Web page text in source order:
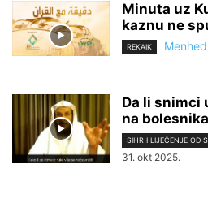
Minuta uz
kaznu ne
REKAIK
Da li snimci
na
SIHR I LIJEČENJE OD
31. okt 2025.